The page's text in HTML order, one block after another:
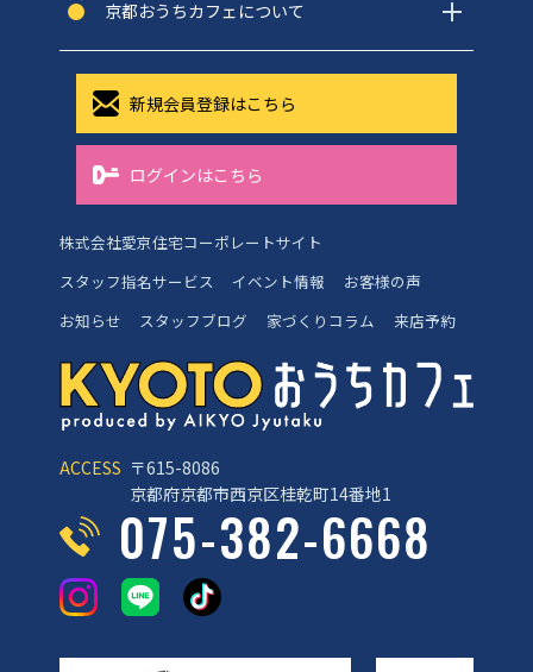
ACCESS 〒615-8086
京都府京都市西京区桂乾町14番地1
075-382-6668
京都おうちカフェについて
新規会員登録はこちら
ログインはこちら
株式会社愛京住宅コーポレートサイト
スタッフ指名サービス
イベント情報
お客様の声
お知らせ
スタッフブログ 家づくりコラム 来店予約